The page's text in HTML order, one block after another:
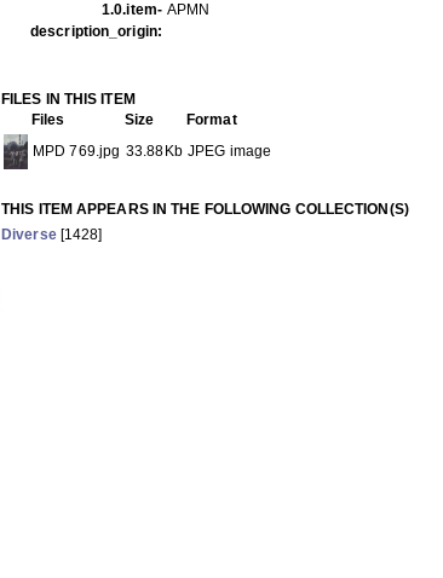
1.0.item-
description_origin:
APMN
FILES IN THIS ITEM
Files
Size
Format
MPD 769.jpg 33.88Kb JPEG image
THIS ITEM APPEARS IN THE FOLLOWING COLLECTION(S)
Diverse[1428]